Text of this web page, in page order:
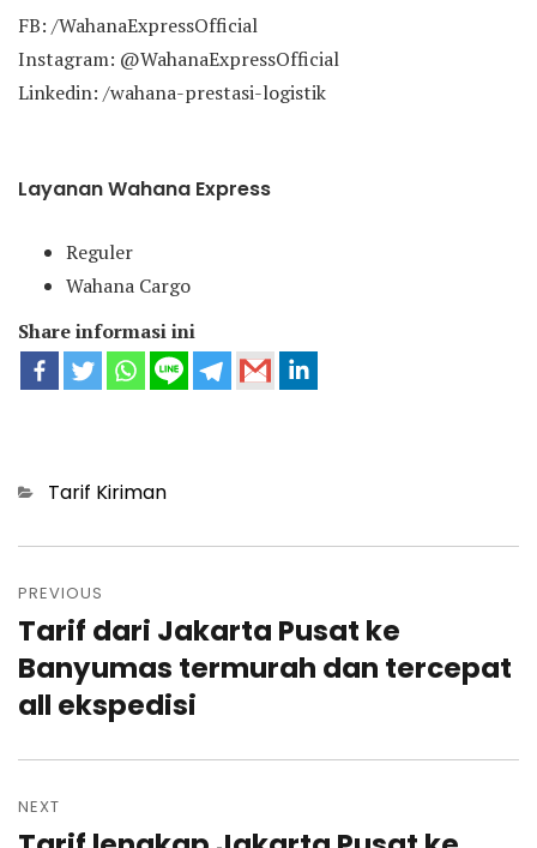
FB: /WahanaExpressOfficial
Instagram: @WahanaExpressOfficial
Linkedin: /wahana-prestasi-logistik
Layanan Wahana Express
Reguler
Wahana Cargo
Share informasi ini
Categories
Tarif Kiriman
navigation
PREVIOUS
Previous
post:
Tarif dari Jakarta Pusat ke
Banyumas termurah dan tercepat
all ekspedisi
NEXT